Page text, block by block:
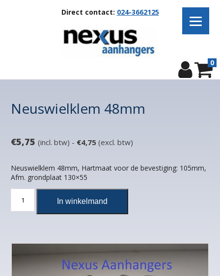
Direct contact: 024-3662125
0
Neuswielklem 48mm
€5,75 (incl. btw) - €4,75 (excl. btw)
Neuswielklem 48mm, Hartmaat voor de bevestiging: 105mm,
Afm. grondplaat 130×55
Neuswielklem
48mm
aantal
In winkelmand